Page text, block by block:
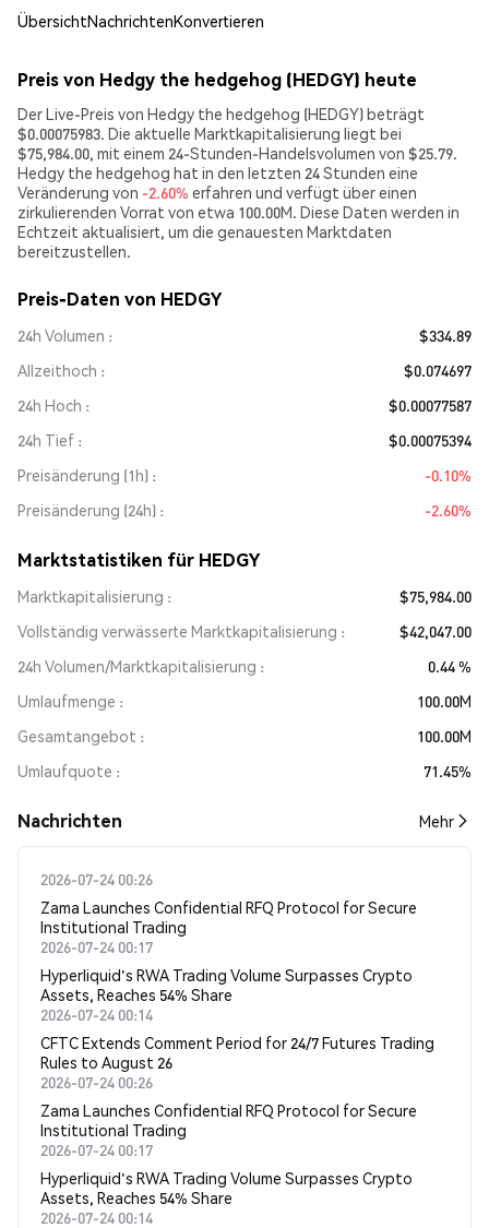
ÜbersichtNachrichtenKonvertieren
Preis von Hedgy the hedgehog (HEDGY) heute
Der Live-Preis von Hedgy the hedgehog (HEDGY) beträgt
$0.00075983. Die aktuelle Marktkapitalisierung liegt bei
$75,984.00, mit einem 24-Stunden-Handelsvolumen von $25.79.
Hedgy the hedgehog hat in den letzten 24 Stunden eine
Veränderung von -2.60% erfahren und verfügt über einen
zirkulierenden Vorrat von etwa 100.00M. Diese Daten werden in
Echtzeit aktualisiert, um die genauesten Marktdaten
bereitzustellen.
Preis-Daten von HEDGY
24h Volumen
$334.89
Allzeithoch
$0.074697
24h Hoch
$0.00077587
24h Tief
$0.00075394
Preisänderung (1h)
-0.10%
Preisänderung (24h)
-2.60%
Marktstatistiken für HEDGY
Marktkapitalisierung
$75,984.00
Vollständig verwässerte Marktkapitalisierung
$42,047.00
24h Volumen/Marktkapitalisierung
0.44 %
Umlaufmenge
100.00M
Gesamtangebot
100.00M
Umlaufquote
71.45%
Nachrichten Mehr
2026-07-24 00:26
Zama Launches Confidential RFQ Protocol for Secure
Institutional Trading
2026-07-24 00:17
Hyperliquid's RWA Trading Volume Surpasses Crypto
Assets, Reaches 54% Share
2026-07-24 00:14
CFTC Extends Comment Period for 24/7 Futures Trading
Rules to August 26
2026-07-24 00:26
Zama Launches Confidential RFQ Protocol for Secure
Institutional Trading
2026-07-24 00:17
Hyperliquid's RWA Trading Volume Surpasses Crypto
Assets, Reaches 54% Share
2026-07-24 00:14